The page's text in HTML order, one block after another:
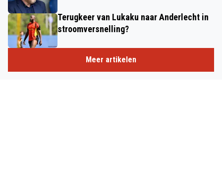
Terugkeer van Lukaku naar Anderlecht in
stroomversnelling?
Meer artikelen